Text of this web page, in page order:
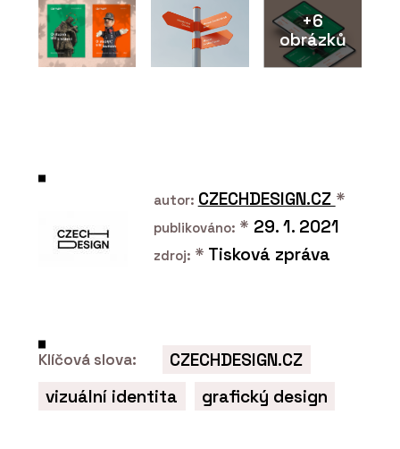
ČLÁNKY
Součástí Designbloku
bude konference
+6
obrázků
autor: CZECHDESIGN.CZ *
publikováno: * 29. 1. 2021
zdroj: * Tisková zpráva
Klíčová slova:
CZECHDESIGN.CZ
vizuální identita
grafický design